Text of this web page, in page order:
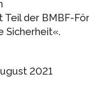
Teil der BMBF-
Sicherheit«.
2021